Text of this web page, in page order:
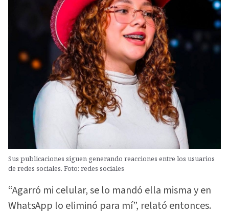
Sus publicaciones siguen generando reacciones entre los usuarios
de redes sociales. Foto: redes sociales
“Agarró mi celular, se lo mandó ella misma y en
WhatsApp lo eliminó para mí”, relató entonces.